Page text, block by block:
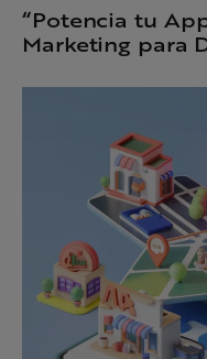
“Potencia tu
Marketing para